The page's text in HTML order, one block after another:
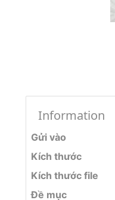
Information
Gửi vào
Kích thước
Kích thước file
Đề mục